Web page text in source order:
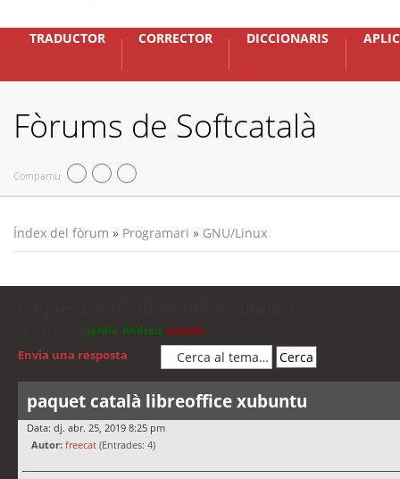
TRADUCTOR CORRECTOR DICCIONARIS
Fòrums de Softcatalà
Compartiu
Índex del fòrum » Programari » GNU/Linux
jordis Andreu cubells
Envia una resposta
paquet català libreoffice xubuntu
Data: dj. abr. 25, 2019 8:25 pm
Autor: freecat (Entrades: 4)